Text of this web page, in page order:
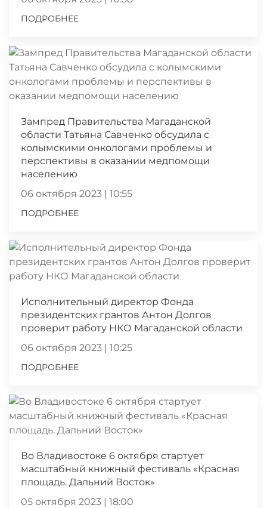
ПОДРОБНЕЕ
Зампред Правительства Магаданской
области Татьяна Савченко обсудила с
колымскими онкологами проблемы и
перспективы в оказании медпомощи
населению
06 октября 2023 | 10:55
ПОДРОБНЕЕ
Исполнительный директор Фонда
президентских грантов Антон Долгов
проверит работу НКО Магаданской области
06 октября 2023 | 10:25
ПОДРОБНЕЕ
Во Владивостоке 6 октября стартует
масштабный книжный фестиваль «Красная
площадь. Дальний Восток»
05 октября 2023 | 18:00